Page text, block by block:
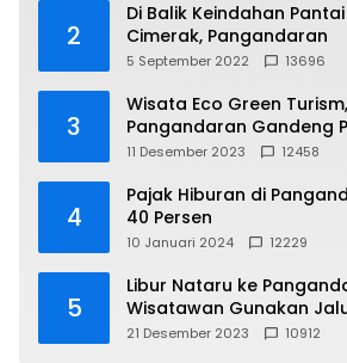
2
Di Balik Keindahan
Cimerak, Pangandaran
5 September 2022 13696
3
Wisata Eco Green
Pangandaran Gandeng
11 Desember 2023 12458
4
Pajak Hiburan di
40 Persen
10 Januari 2024 12229
5
Libur Nataru ke
Wisatawan Gunakan
21 Desember 2023 10912